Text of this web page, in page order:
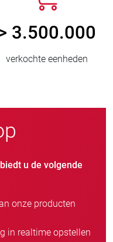
3.500.000
verkochte eenheden
u de volgende
onze producten
in realtime opstellen